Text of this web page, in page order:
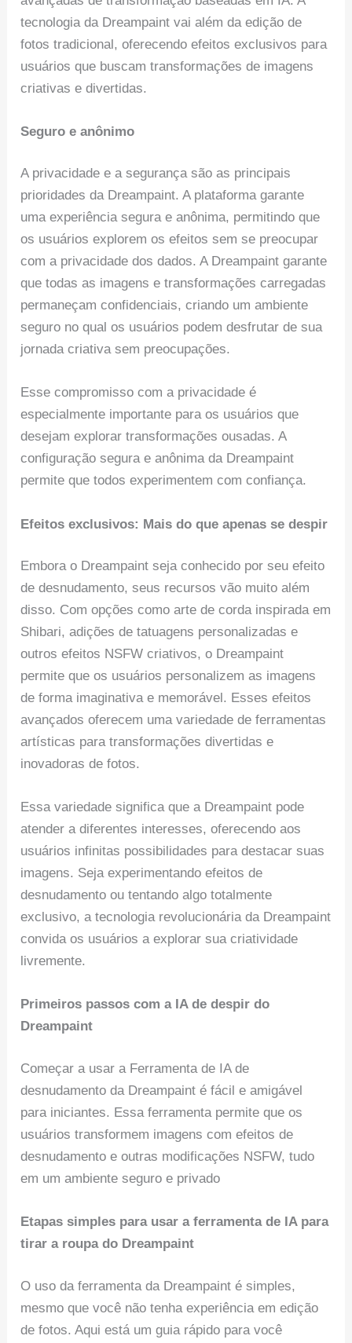
tecnologia da Dreampaint vai além da edição de
fotos tradicional, oferecendo efeitos exclusivos para
usuários que buscam transformações de imagens
criativas e divertidas.
Seguro e anônimo
A privacidade e a segurança são as principais
prioridades da Dreampaint. A plataforma garante
uma experiência segura e anônima, permitindo que
os usuários explorem os efeitos sem se preocupar
com a privacidade dos dados. A Dreampaint garante
que todas as imagens e transformações carregadas
permaneçam confidenciais, criando um ambiente
seguro no qual os usuários podem desfrutar de sua
jornada criativa sem preocupações.
Esse compromisso com a privacidade é
especialmente importante para os usuários que
desejam explorar transformações ousadas. A
configuração segura e anônima da Dreampaint
permite que todos experimentem com confiança.
Efeitos exclusivos: Mais do que apenas se despir
Embora o Dreampaint seja conhecido por seu efeito
de desnudamento, seus recursos vão muito além
disso. Com opções como arte de corda inspirada em
Shibari, adições de tatuagens personalizadas e
outros efeitos NSFW criativos, o Dreampaint
permite que os usuários personalizem as imagens
de forma imaginativa e memorável. Esses efeitos
avançados oferecem uma variedade de ferramentas
artísticas para transformações divertidas e
inovadoras de fotos.
Essa variedade significa que a Dreampaint pode
atender a diferentes interesses, oferecendo aos
usuários infinitas possibilidades para destacar suas
imagens. Seja experimentando efeitos de
desnudamento ou tentando algo totalmente
exclusivo, a tecnologia revolucionária da Dreampaint
convida os usuários a explorar sua criatividade
livremente.
Primeiros passos com a IA de despir do
Dreampaint
Começar a usar a Ferramenta de IA de
desnudamento da Dreampaint é fácil e amigável
para iniciantes. Essa ferramenta permite que os
usuários transformem imagens com efeitos de
desnudamento e outras modificações NSFW, tudo
em um ambiente seguro e privado
Etapas simples para usar a ferramenta de IA para
tirar a roupa do Dreampaint
O uso da ferramenta da Dreampaint é simples,
mesmo que você não tenha experiência em edição
de fotos. Aqui está um guia rápido para você